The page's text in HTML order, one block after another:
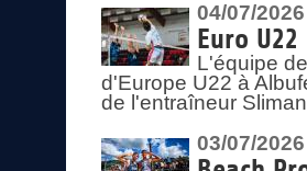
04/07/2026
Euro
L'équipe
d'Europe U22 à
de l'entraîneur
03/07/2026